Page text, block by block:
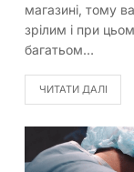
магазині, тому
зрілим і при
багатьом…
ЧИТАТИ ДАЛІ